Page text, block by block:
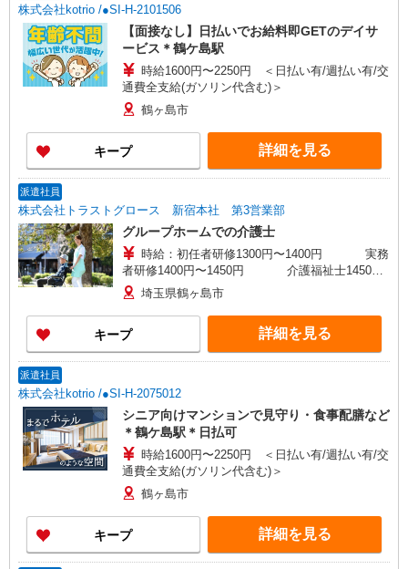
株式会社kotrio /●SI-H-2101506
【面接なし】日払いでお給料即GETのデイサ
ービス＊鶴ケ島駅
時給1600円〜2250円 ＜日払い有/週払い有/交
通費全支給(ガソリン代含む)＞
鶴ヶ島市
キープ 詳細を見る
派遣社員
株式会社トラストグロース 新宿本社 第3営業部
グループホームでの介護士
時給：初任者研修1300円〜1400円 実務
者研修1400円〜1450円 介護福祉士1450
円〜1500円 ※資格・経験により異なる
埼玉県鶴ヶ島市
キープ 詳細を見る
派遣社員
株式会社kotrio /●SI-H-2075012
シニア向けマンションで見守り・食事配膳など
＊鶴ケ島駅＊日払可
時給1600円〜2250円 ＜日払い有/週払い有/交
通費全支給(ガソリン代含む)＞
鶴ヶ島市
キープ 詳細を見る